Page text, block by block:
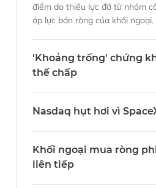
điểm do thiếu lực đỡ từ nhóm
áp lực bán ròng của khối ngoại.
'Khoảng trống' chứng
thế chấp
Nasdaq hụt hơi vì
Khối ngoại mua ròng
liên tiếp